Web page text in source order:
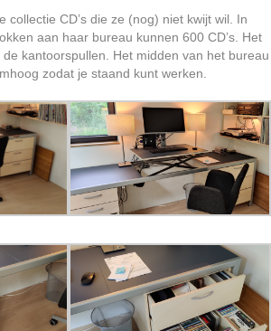
collectie CD’s die ze (nog) niet kwijt wil. In
aan haar bureau kunnen 600 CD’s. Het
kantoorspullen. Het midden van het bureau
zodat je staand kunt werken.